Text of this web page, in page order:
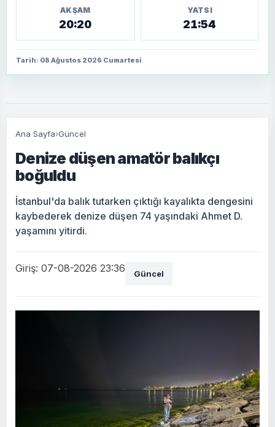
AKŞAM
20:20
YATSI
21:54
Tarih: 08 Ağustos 2026 Cumartesi
Ana Sayfa›Güncel
Denize düşen amatör balıkçı
boğuldu
İstanbul'da balık tutarken çıktığı kayalıkta dengesini
kaybederek denize düşen 74 yaşındaki Ahmet D.
yaşamını yitirdi.
Giriş: 07-08-2026 23:36 Güncel